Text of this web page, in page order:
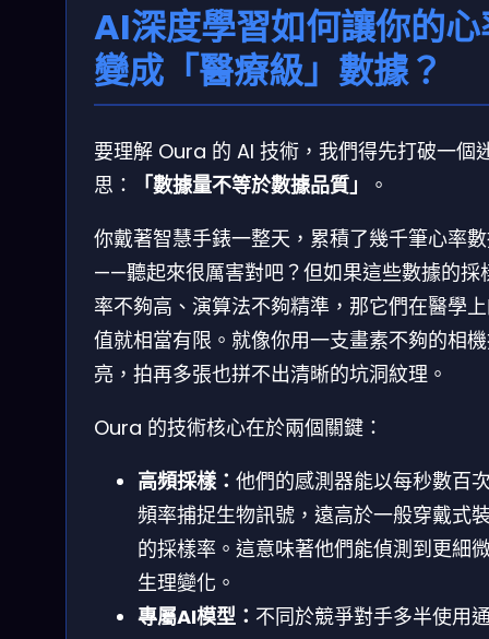
AI深度學習如何讓你的
變成「醫療級」數據？
要理解 Oura 的 AI 技術，我們得先打破一個
思：
「數據量不等於數據品質」
。
你戴著智慧手錶一整天，累積了幾千筆心率
——聽起來很厲害對吧？但如果這些數據的採
率不夠高、演算法不夠精準，那它們在醫學
值就相當有限。就像你用一支畫素不夠的相
亮，拍再多張也拼不出清晰的坑洞紋理。
Oura 的技術核心在於兩個關鍵：
高頻採樣： 他們的感測器能以每秒數百
頻率捕捉生物訊號，遠高於一般穿戴式
的採樣率。這意味著他們能偵測到更細
生理變化。
專屬AI模型： 不同於競爭對手多半使用